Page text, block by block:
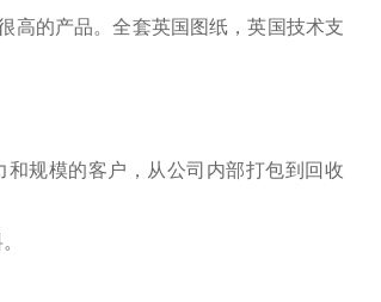
高的产品。全套英国图纸，英国技术支
规模的客户，从公司内部打包到回收